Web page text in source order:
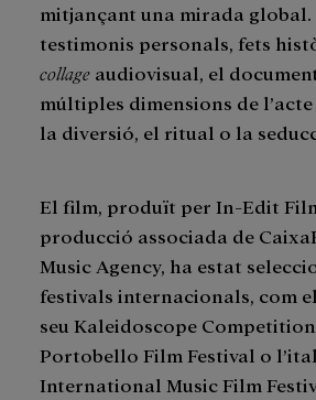
mitjançant una mirada global.
testimonis personals, fets
collage audiovisual, el
múltiples dimensions de
la diversió, el ritual o la
El film, produït per In-Edit
producció associada de
Music Agency, ha estat
festivals internacionals, com
seu Kaleidoscope
Portobello Film Festival o
International Music Film